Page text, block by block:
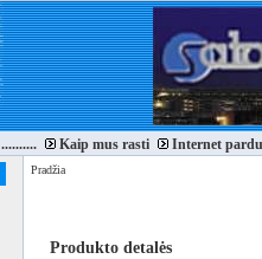
.......... Kaip mus rasti Internet
Pradžia
Produkto detalės